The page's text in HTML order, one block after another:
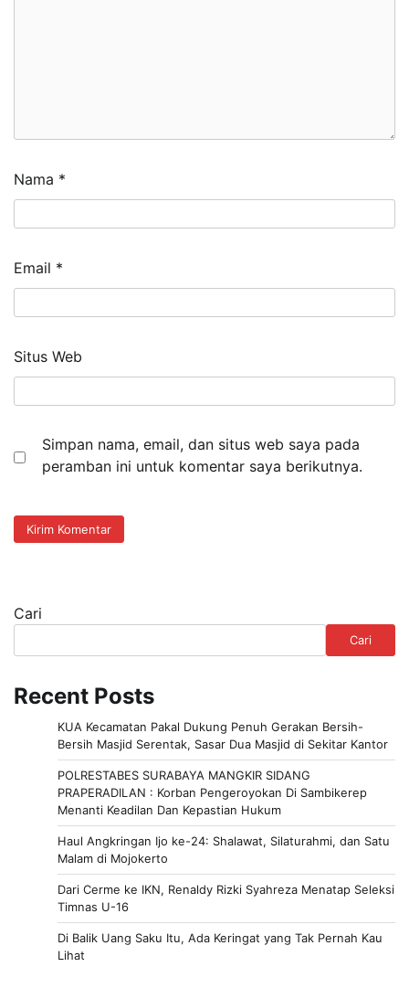
Nama *
Email *
Situs Web
Simpan nama, email, dan situs web saya pada
peramban ini untuk komentar saya berikutnya.
Cari
Cari
Recent Posts
KUA Kecamatan Pakal Dukung Penuh Gerakan Bersih-
Bersih Masjid Serentak, Sasar Dua Masjid di Sekitar Kantor
POLRESTABES SURABAYA MANGKIR SIDANG
PRAPERADILAN : Korban Pengeroyokan Di Sambikerep
Menanti Keadilan Dan Kepastian Hukum
Haul Angkringan Ijo ke-24: Shalawat, Silaturahmi, dan Satu
Malam di Mojokerto
Dari Cerme ke IKN, Renaldy Rizki Syahreza Menatap Seleksi
Timnas U-16
Di Balik Uang Saku Itu, Ada Keringat yang Tak Pernah Kau
Lihat